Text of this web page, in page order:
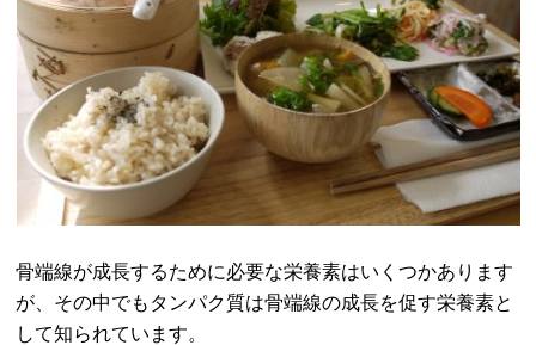
骨端線が成長するために必要な栄養素はいくつかあります
が、その中でもタンパク質は骨端線の成長を促す栄養素と
して知られています。